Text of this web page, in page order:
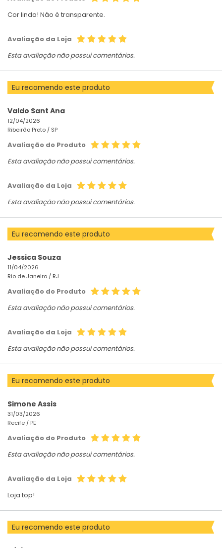
Cor linda! Não é transparente.
Avaliação da Loja
Esta avaliação não possui comentários.
Eu recomendo este produto
Valdo Sant Ana
12/04/2026
Ribeirão Preto / SP
Avaliação do Produto
Esta avaliação não possui comentários.
Avaliação da Loja
Esta avaliação não possui comentários.
Eu recomendo este produto
Jessica Souza
11/04/2026
Rio de Janeiro / RJ
Avaliação do Produto
Esta avaliação não possui comentários.
Avaliação da Loja
Esta avaliação não possui comentários.
Eu recomendo este produto
Simone Assis
31/03/2026
Recife / PE
Avaliação do Produto
Esta avaliação não possui comentários.
Avaliação da Loja
Loja top!
Eu recomendo este produto